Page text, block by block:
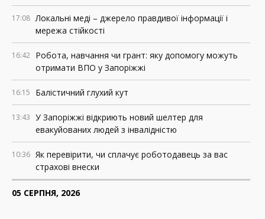
17:08 Локальні меді – джерело правдивої інформації і
мережа стійкості
16:42 Робота, навчання чи грант: яку допомогу можуть
отримати ВПО у Запоріжжі
16:15 Балістичний глухий кут
13:43 У Запоріжжі відкриють новий шелтер для
евакуйованих людей з інвалідністю
10:36 Як перевірити, чи сплачує роботодавець за вас
страхові внески
05 СЕРПНЯ, 2026